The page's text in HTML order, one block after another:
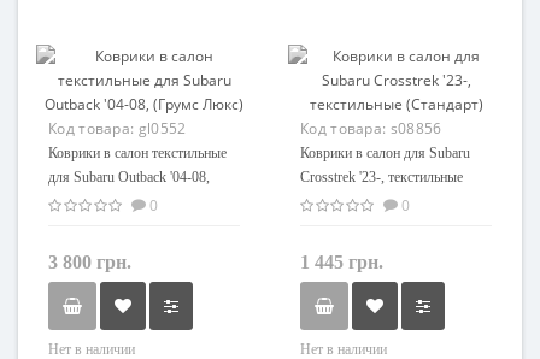
Код товара: gl0552
Коврики в салон текстильные
для Subaru Outback '04-08,
(Грумс Люкс)
0
3 800 грн.
Нет в наличии
Код товара: s08856
Коврики в салон для Subaru
Crosstrek '23-, текстильные
(Стандарт)
0
1 445 грн.
Нет в наличии